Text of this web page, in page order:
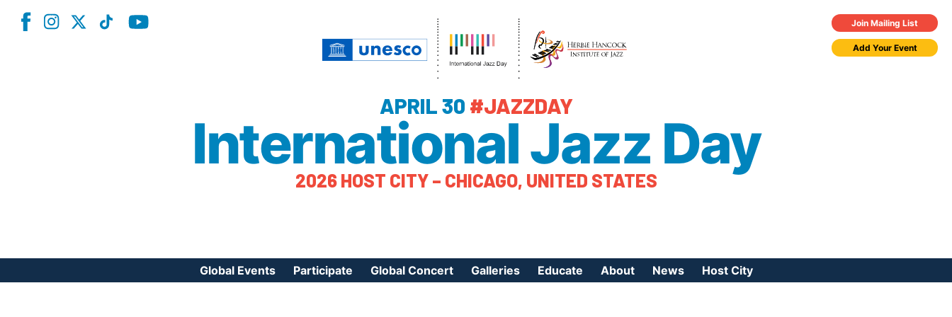
Join Mailing List
Add Your Event
APRIL 30 #JAZZDAY
International Jazz Day
2026 HOST CITY – CHICAGO, UNITED STATES
Global Events Participate Global Concert Galleries Educate About News Host City